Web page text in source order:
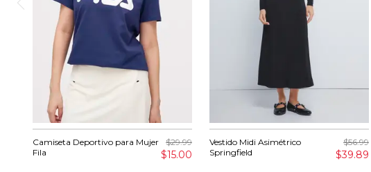
Camiseta Deportivo para Mujer
Fila
$29.99
$15.00
Vestido Midi Asimétrico
Springfield
$56.99
$39.89